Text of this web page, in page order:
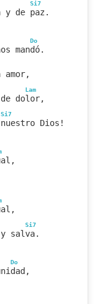
Si7
y de paz.
Do
mandó.
amor,
Lam
dolor,
Si7
Dios!
Si7
salva.
Do